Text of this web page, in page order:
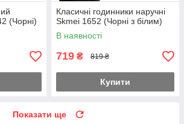
(Чорні)
Класичні годинники наручні
Skmei 1652 (Чорні з білим)
В наявності
719 ₴ 819 ₴
Купити
Показати ще